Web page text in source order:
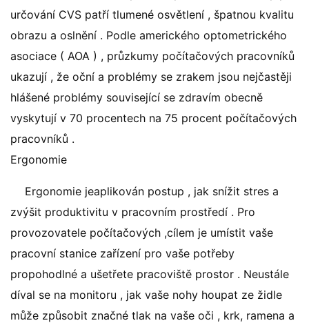
určování CVS patří tlumené osvětlení , špatnou kvalitu
obrazu a oslnění . Podle amerického optometrického
asociace ( AOA ) , průzkumy počítačových pracovníků
ukazují , že oční a problémy se zrakem jsou nejčastěji
hlášené problémy související se zdravím obecně
vyskytují v 70 procentech na 75 procent počítačových
pracovníků .
Ergonomie
Ergonomie jeaplikován postup , jak snížit stres a
zvýšit produktivitu v pracovním prostředí . Pro
provozovatele počítačových ,cílem je umístit vaše
pracovní stanice zařízení pro vaše potřeby
propohodlné a ušetřete pracoviště prostor . Neustále
díval se na monitoru , jak vaše nohy houpat ze židle
může způsobit značné tlak na vaše oči , krk, ramena a